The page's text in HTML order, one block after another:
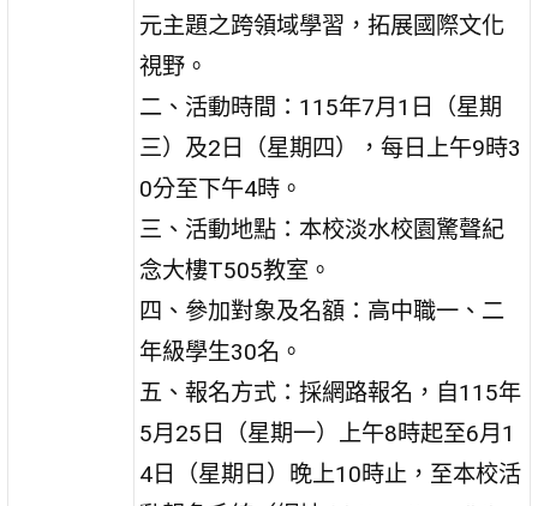
元主題之跨領域學習，拓展國際文化
視野。
二、活動時間：115年7月1日（星期
三）及2日（星期四），每日上午9時3
0分至下午4時。
三、活動地點：本校淡水校園驚聲紀
念大樓T505教室。
四、參加對象及名額：高中職一、二
年級學生30名。
五、報名方式：採網路報名，自115年
5月25日（星期一）上午8時起至6月1
4日（星期日）晚上10時止，至本校活